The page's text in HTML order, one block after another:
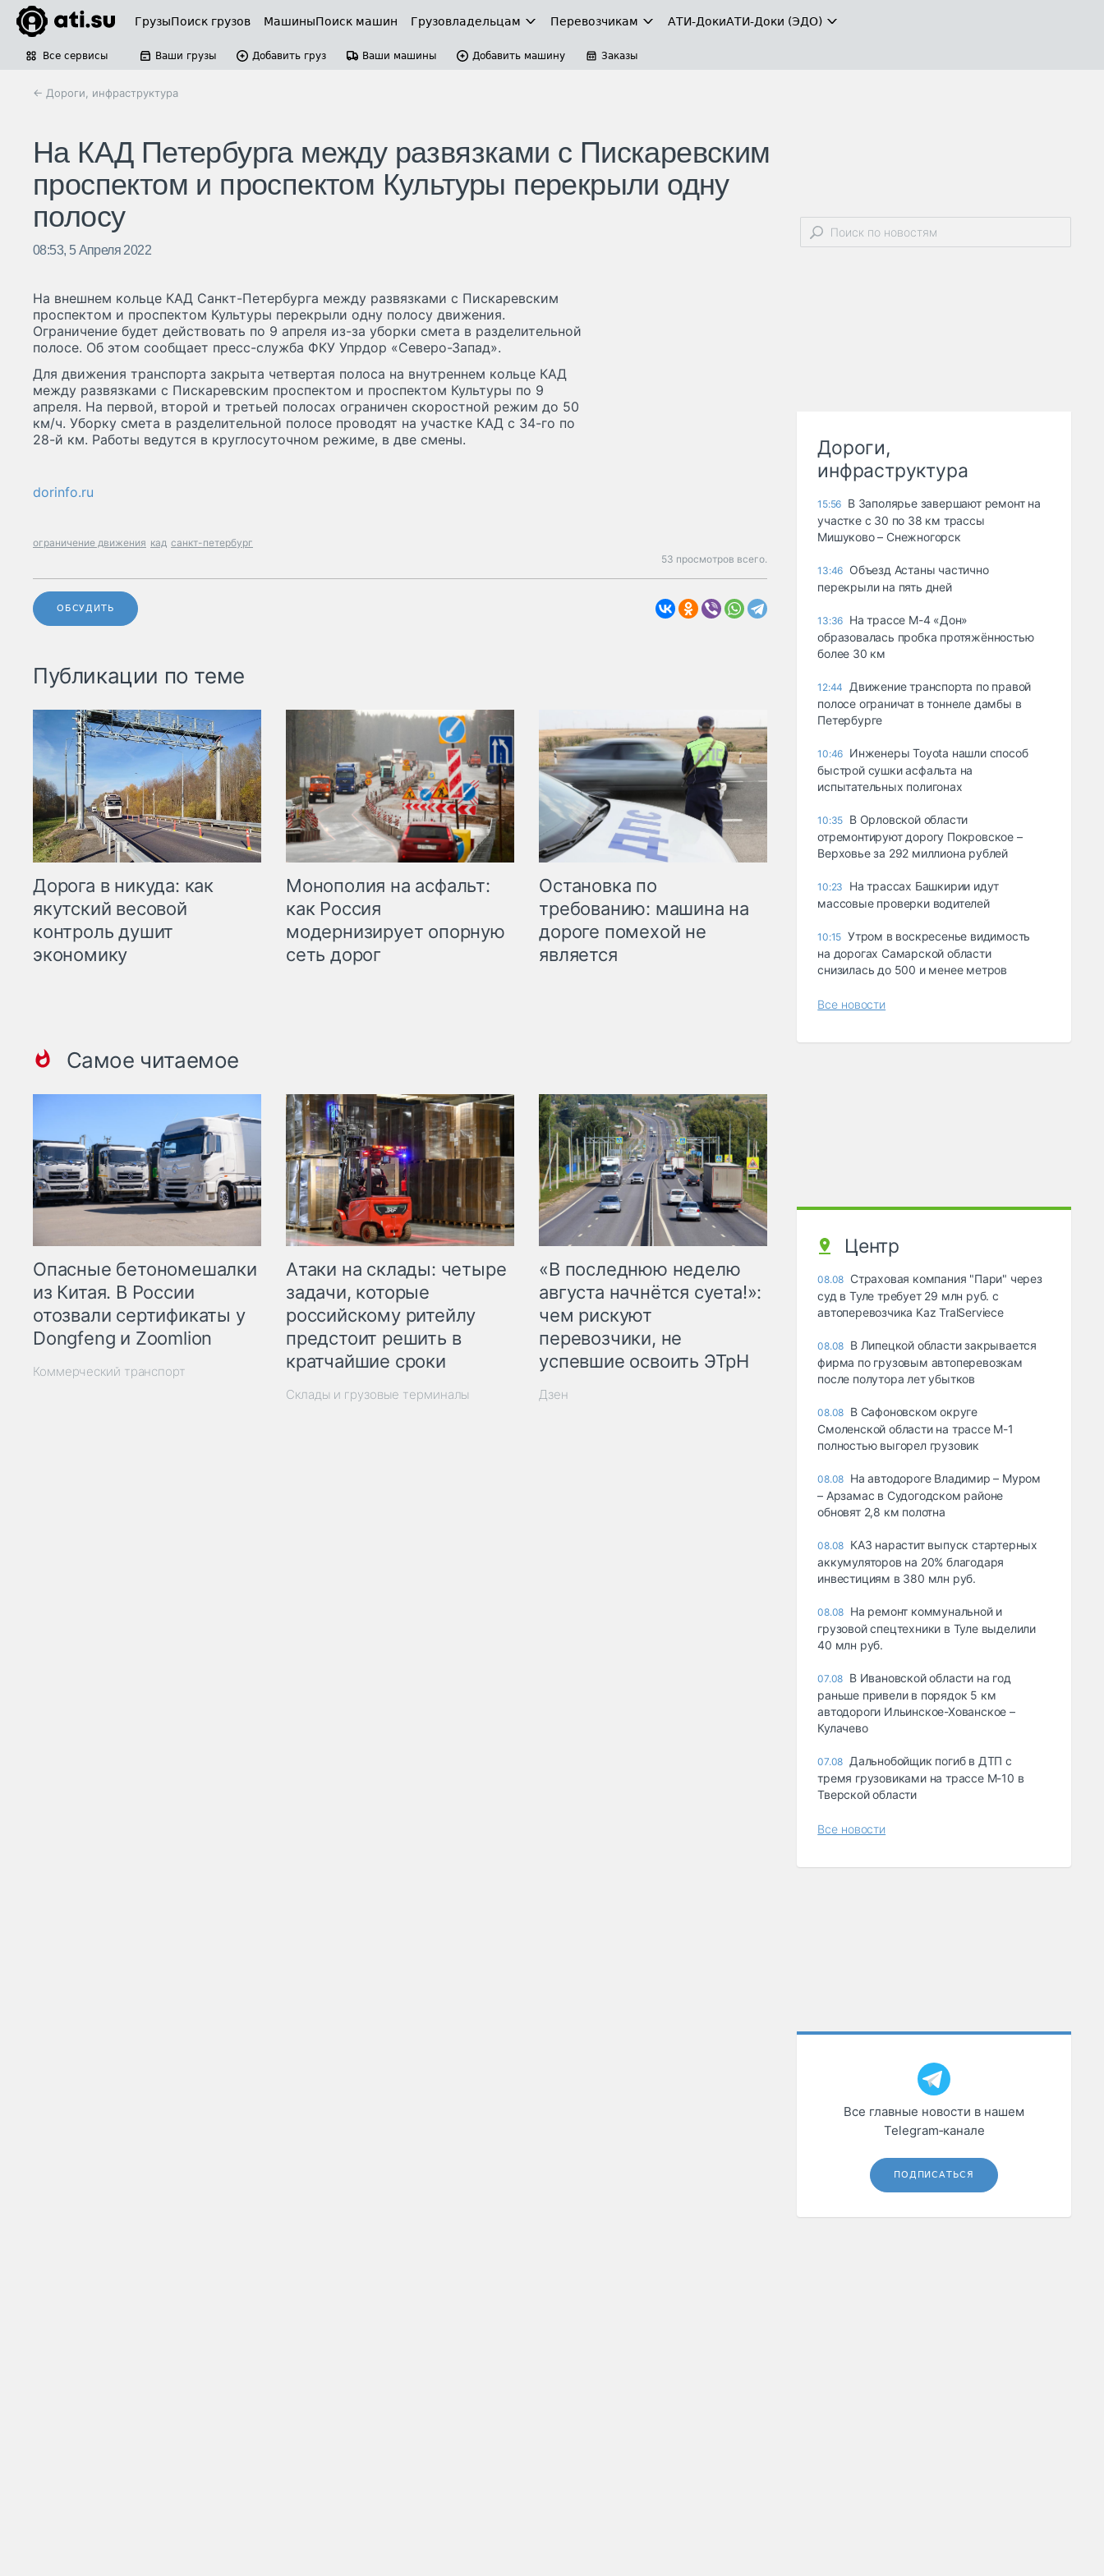
ГрузыПоиск грузов МашиныПоиск машин Грузовладельцам Перевозчикам АТИ-ДокиАТИ-Доки (ЭДО)
Все сервисы Ваши грузы Добавить груз Ваши машины Добавить машину Заказы
← Дороги, инфраструктура
На КАД Петербурга между развязками с Пискаревским
проспектом и проспектом Культуры перекрыли одну
полосу
08:53, 5 Апреля 2022
На внешнем кольце КАД Санкт-Петербурга между развязками с Пискаревским
проспектом и проспектом Культуры перекрыли одну полосу движения.
Ограничение будет действовать по 9 апреля из-за уборки смета в разделительной
полосе. Об этом сообщает пресс-служба ФКУ Упрдор «Северо-Запад».
Для движения транспорта закрыта четвертая полоса на внутреннем кольце КАД
между развязками с Пискаревским проспектом и проспектом Культуры по 9
апреля. На первой, второй и третьей полосах ограничен скоростной режим до 50
км/ч. Уборку смета в разделительной полосе проводят на участке КАД с 34-го по
28-й км. Работы ведутся в круглосуточном режиме, в две смены.
dorinfo.ru
ограничение движения кад санкт-петербург
53 просмотров всего.
ОБСУДИТЬ
Публикации по теме
Дорога в никуда: как
якутский весовой
контроль душит
экономику
Монополия на асфальт:
как Россия
модернизирует опорную
сеть дорог
Остановка по
требованию: машина на
дороге помехой не
является
Самое читаемое
Опасные бетономешалки
из Китая. В России
отозвали сертификаты у
Dongfeng и Zoomlion
Коммерческий транспорт
Атаки на склады: четыре
задачи, которые
российскому ритейлу
предстоит решить в
кратчайшие сроки
Склады и грузовые терминалы
«В последнюю неделю
августа начнётся суета!»:
чем рискуют
перевозчики, не
успевшие освоить ЭТрН
Дзен
Дороги,
инфраструктура
15:56 В Заполярье завершают ремонт на
участке с 30 по 38 км трассы
Мишуково – Снежногорск
13:46 Объезд Астаны частично
перекрыли на пять дней
13:36 На трассе М-4 «Дон»
образовалась пробка протяжённостью
более 30 км
12:44
Движение транспорта по правой
полосе ограничат в тоннеле дамбы в
Петербурге
10:46 Инженеры Toyota нашли способ
быстрой сушки асфальта на
испытательных полигонах
10:35 В Орловской области
отремонтируют дорогу Покровское –
Верховье за 292 миллиона рублей
10:23
На трассах Башкирии идут
массовые проверки водителей
10:15 Утром в воскресенье видимость
на дорогах Самарской области
снизилась до 500 и менее метров
Все новости
Центр
08.08 Страховая компания "Пари" через
суд в Туле требует 29 млн руб. с
автоперевозчика Kaz TralServiece
08.08 В Липецкой области закрывается
фирма по грузовым автоперевозкам
после полутора лет убытков
08.08 В Сафоновском округе
Смоленской области на трассе М-1
полностью выгорел грузовик
08.08 На автодороге Владимир – Муром
– Арзамас в Судогодском районе
обновят 2,8 км полотна
08.08 КАЗ нарастит выпуск стартерных
аккумуляторов на 20% благодаря
инвестициям в 380 млн руб.
08.08 На ремонт коммунальной и
грузовой спецтехники в Туле выделили
40 млн руб.
07.08 В Ивановской области на год
раньше привели в порядок 5 км
автодороги Ильинское-Хованское –
Кулачево
07.08 Дальнобойщик погиб в ДТП с
тремя грузовиками на трассе М-10 в
Тверской области
Все новости
Все главные новости в нашем
Telegram‑канале
ПОДПИСАТЬСЯ